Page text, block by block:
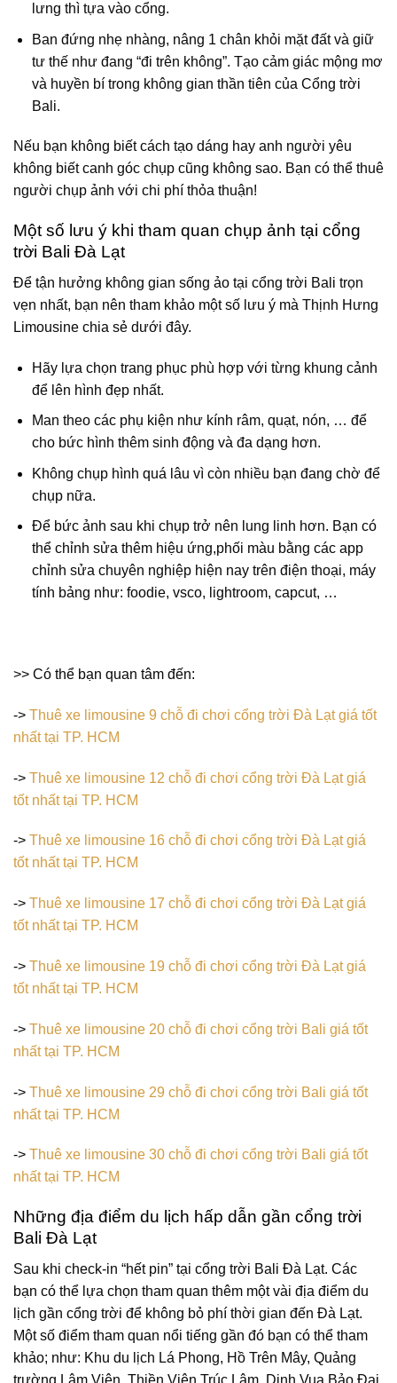
lưng thì tựa vào cổng.
Ban đứng nhẹ nhàng, nâng 1 chân khỏi mặt đất và giữ
tư thế như đang “đi trên không”. Tạo cảm giác mộng mơ
và huyền bí trong không gian thần tiên của Cổng trời
Bali.
Nếu bạn không biết cách tạo dáng hay anh người yêu
không biết canh góc chụp cũng không sao. Bạn có thể thuê
người chụp ảnh với chi phí thỏa thuận!
Một số lưu ý khi tham quan chụp ảnh tại cổng
trời Bali Đà Lạt
Để tận hưởng không gian sống ảo tại cổng trời Bali trọn
vẹn nhất, bạn nên tham khảo một số lưu ý mà Thịnh Hưng
Limousine chia sẻ dưới đây.
Hãy lựa chọn trang phục phù hợp với từng khung cảnh
để lên hình đẹp nhất.
Man theo các phụ kiện như kính râm, quạt, nón, … để
cho bức hình thêm sinh động và đa dạng hơn.
Không chụp hình quá lâu vì còn nhiều bạn đang chờ để
chụp nữa.
Để bức ảnh sau khi chụp trở nên lung linh hơn. Bạn có
thể chỉnh sửa thêm hiệu ứng,phối màu bằng các app
chỉnh sửa chuyên nghiệp hiện nay trên điện thoại, máy
tính bảng như: foodie, vsco, lightroom, capcut, …
>> Có thể bạn quan tâm đến:
-> Thuê xe limousine 9 chỗ đi chơi cổng trời Đà Lạt giá tốt
nhất tại TP. HCM
-> Thuê xe limousine 12 chỗ đi chơi cổng trời Đà Lạt giá
tốt nhất tại TP. HCM
-> Thuê xe limousine 16 chỗ đi chơi cổng trời Đà Lạt giá
tốt nhất tại TP. HCM
-> Thuê xe limousine 17 chỗ đi chơi cổng trời Đà Lạt giá
tốt nhất tại TP. HCM
-> Thuê xe limousine 19 chỗ đi chơi cổng trời Đà Lạt giá
tốt nhất tại TP. HCM
-> Thuê xe limousine 20 chỗ đi chơi cổng trời Bali giá tốt
nhất tại TP. HCM
-> Thuê xe limousine 29 chỗ đi chơi cổng trời Bali giá tốt
nhất tại TP. HCM
-> Thuê xe limousine 30 chỗ đi chơi cổng trời Bali giá tốt
nhất tại TP. HCM
Những địa điểm du lịch hấp dẫn gần cổng trời
Bali Đà Lạt
Sau khi check-in “hết pin” tại cổng trời Bali Đà Lạt. Các
bạn có thể lựa chọn tham quan thêm một vài địa điểm du
lịch gần cổng trời để không bỏ phí thời gian đến Đà Lạt.
Một số điểm tham quan nổi tiếng gần đó bạn có thể tham
khảo; như: Khu du lịch Lá Phong, Hồ Trên Mây, Quảng
trường Lâm Viên, Thiền Viện Trúc Lâm, Dinh Vua Bảo Đại,